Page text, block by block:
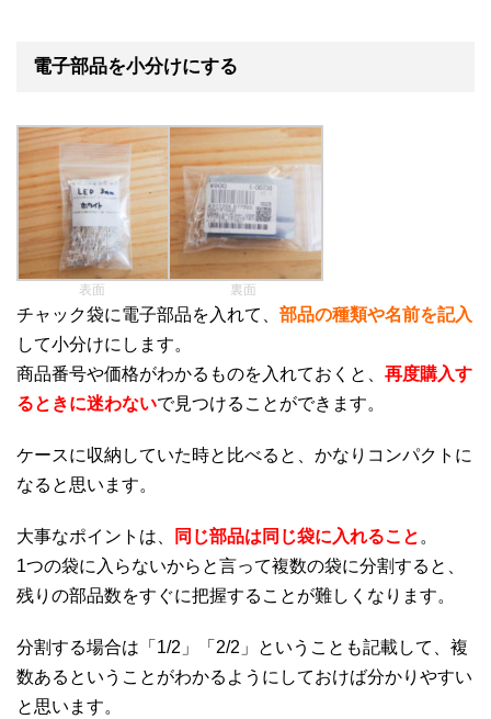
電子部品を小分けにする
表面 裏面
チャック袋に電子部品を入れて、 部品の種類や名前を記入
して小分けにします。
商品番号や価格がわかるものを入れておくと、 再度購入す
るときに迷わないで見つけることができます。
ケースに収納していた時と比べると、かなりコンパクトに
なると思います。
大事なポイントは、 同じ部品は同じ袋に入れること 。
1つの袋に入らないからと言って複数の袋に分割すると、
残りの部品数をすぐに把握することが難しくなります。
分割する場合は「1/2」「2/2」ということも記載して、複
数あるということがわかるようにしておけば分かりやすい
と思います。